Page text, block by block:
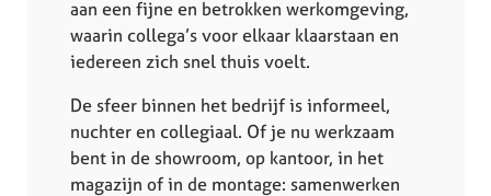
aan een fijne en betrokken werkomgeving,
waarin collega’s voor elkaar klaarstaan en
iedereen zich snel thuis voelt.
De sfeer binnen het bedrijf is informeel,
nuchter en collegiaal. Of je nu werkzaam
bent in de showroom, op kantoor, in het
magazijn of in de montage: samenwerken